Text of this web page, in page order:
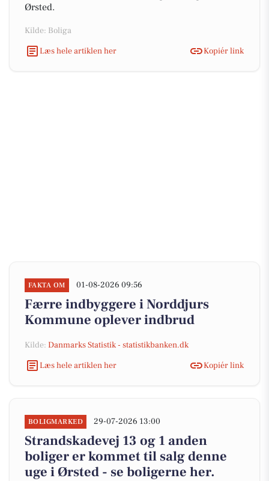
Ørsted.
Kilde: Boliga
Læs hele artiklen her
Kopiér link
FAKTA OM 01-08-2026 09:56
Færre indbyggere i Norddjurs
Kommune oplever indbrud
Kilde: Danmarks Statistik - statistikbanken.dk
Læs hele artiklen her
Kopiér link
BOLIGMARKED 29-07-2026 13:00
Strandskadevej 13 og 1 anden
boliger er kommet til salg denne
uge i Ørsted - se boligerne her.